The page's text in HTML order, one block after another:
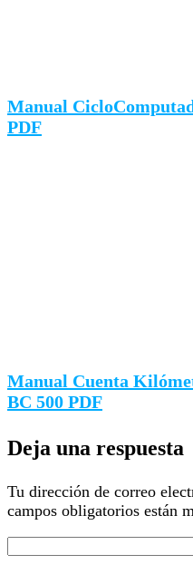
Manual
PDF
Manual Cuenta
BC 500 PDF
Deja una respuesta
Tu dirección de correo
campos obligatorios están